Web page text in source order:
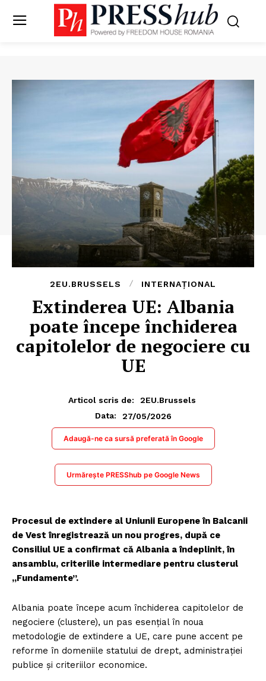
2EU.BRUSSELS INTERNAȚIONAL
Extinderea UE: Albania
poate începe închiderea
capitolelor de negociere cu
UE
Articol scris de:
2EU.Brussels
Data:
27/05/2026
Adaugă-ne ca sursă preferată în Google
Urmărește PRESShub pe Google News
Procesul de extindere al Uniunii Europene în Balcanii
de Vest înregistrează un nou progres, după ce
Consiliul UE a confirmat că Albania a îndeplinit, în
ansamblu, criteriile intermediare pentru clusterul
„Fundamente”.
Albania poate începe acum închiderea capitolelor de
negociere (clustere), un pas esențial în noua
metodologie de extindere a UE, care pune accent pe
reforme în domeniile statului de drept, administrației
publice și criteriilor economice.